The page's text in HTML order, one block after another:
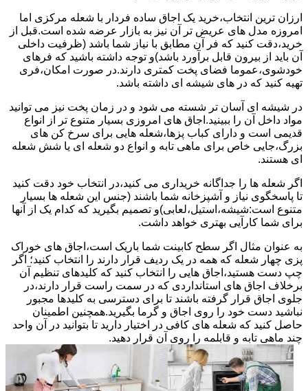
ارزان ترین انتخاب،خرید یک اجاق ساده فردار با شعله مرکزی اما
امروزه مدل های عریض تر آن نیز به بازار عرضه شده است.قبل از
خرید،دقت کنید که فر آن مطابق با نیاز شما باشد (ظرفیت داخلی
آن باید از بیرون قابل برآورد باشد)و توجه داشته باشید که فرهای
خودشوی،عموما فضای پخت کمتری دارند.در صورت امکان،فری
تهیه کنید که در های شیشه ای داشته باشد.
در شیشه ای آسان تر شسته می شود و در زمان پخت نیز می توانید
مواد داخل آن را ببینید.اجاق های امروزی بسیار متنوع تر از انواع
قدیمی است و دارای کباب پزها،شعله هایی برای سرخ کن های
بزرگ،جایی خاص برای ماهی تابه و انواع دو شعله ای یا شش شعله
ای هستند.
اگر شعله ها را جداگانه خریداری می کنید،در انتخاب خود دقت کنید
تا پاسخگوی نیاز و آشپزخانه شما باشند (جنس این شعله ها بسیار
متنوع است:شیشه،استیل،لعابی)و تصمیم بگیرید که کدام یک از آنها
برای شما کارآیی بهتری خواهد داشت.
به عنوان مثال اگر سطح کابینت شما باریک است،اجاق های خوراک
پزی چهار شعله که همه در یک ردیف قرار دارند را انتخاب کنید؛ اگر
چپ دست هستید،اجاق هایی را انتخاب کنید که کلیدهای تنظیم آن
برخلاف اجاق های استانداردی که در سمت راست قرار دارند،در
جلوی اجاق قرار گرفته باشند تا برای دسترسی به کلیدها مجبور
نباشید دست خود را روی اجاق و گرما بگیرید.همچنین اطمینان
حاصل کنید که شعله های کافی در اختیار دارید تا بتوانید در آن واحد
چند ماهی تابه و قابلمه را روی آن قرار دهید.